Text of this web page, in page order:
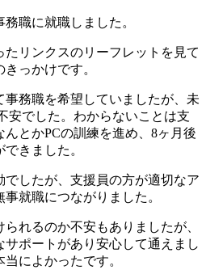
職に就職しました。
リンクスのリーフレットを見て
っかけです。
務職を希望していましたが、未
安でした。わからないことは支
とかPCの訓練を進め、8ヶ月後
きました。
したが、支援員の方が適切なア
就職につながりました。
れるのか不安もありましたが、
ポートがあり安心して通えまし
によかったです。